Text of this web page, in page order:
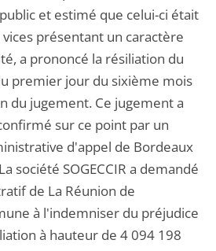
et estimé que celui-ci était
présentant un caractère
a prononcé la résiliation du
premier jour du sixième mois
du jugement. Ce jugement a
sur ce point par un
d'appel de Bordeaux
société SOGECCIR a demandé
de La Réunion de
à l'indemniser du préjudice
à hauteur de 4 094 198